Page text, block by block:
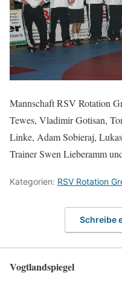
Mannschaft RSV Rotation
Tewes, Vladimir Gotisan,
Linke, Adam Sobieraj,
Trainer Swen Lieberamm
Kategorien: RSV Rotation
Schreibe
Vogtlandspiegel